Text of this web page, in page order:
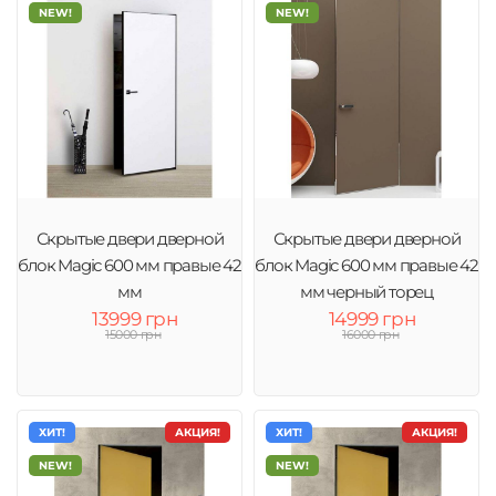
NEW!
Скрытые двери дверной
блок Magic 600 мм правые 42
мм
13999 грн
15000 грн
NEW!
Скрытые двери дверной
блок Magic 600 мм правые 42
мм черный торец
14999 грн
16000 грн
АКЦИЯ!
ХИТ!
NEW!
АКЦИЯ!
ХИТ!
NEW!